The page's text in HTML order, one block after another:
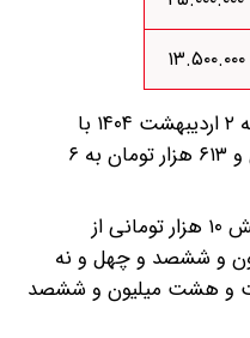
۱۳.۵۰۰.۰۰۰
هر گرم طلای ۱۸ عیار در روز سه‌شنبه ۲ اردیبهشت ۱۴۰۴ با
افزایش ۳ هزار تومانی از ۶ میلیون و ۶۱۳ هزار تومان به ۶
هر مثقال طلای ۱۸ عیار نیز با افزایش ۱۰ هزار تومانی از
و ششصد و چهل و نه
به ۲۸.۶۵۹.۰۰۰ (بیست و هشت میلیون و ششصد